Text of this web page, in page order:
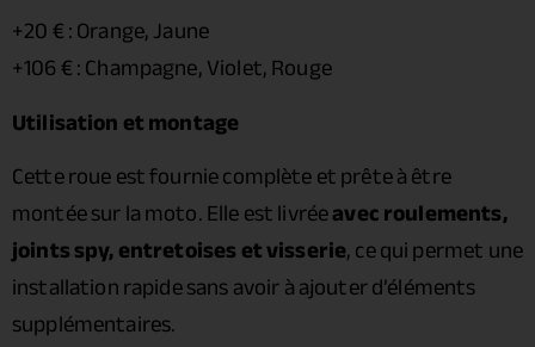
+20 € : Orange, Jaune
+106 € : Champagne, Violet, Rouge
Utilisation et montage
Cette roue est fournie complète et prête à être
montée sur la moto. Elle est livréeavec roulements,
joints spy, entretoises et visserie, ce qui permet une
installation rapide sans avoir à ajouter d’éléments
supplémentaires.